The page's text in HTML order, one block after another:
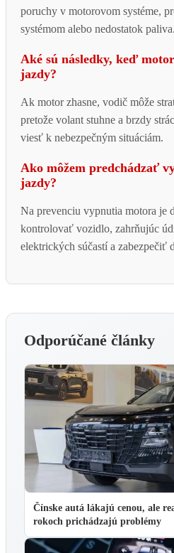
poruchy v motorovom systéme,
systémom alebo nedostatok paliva.
Aké sú následky, keď
jazdy?
Ak motor zhasne, vodič môže
pretože volant stuhne a brzdy
viesť k nebezpečným situáciám.
Ako môžem predchádzať
jazdy?
Na prevenciu vypnutia motora je
kontrolovať vozidlo, zahrňujúc
elektrických súčastí a zabezpečiť
Odporúčané články
Čínske autá lákajú cenou, ale
rokoch prichádzajú problémy